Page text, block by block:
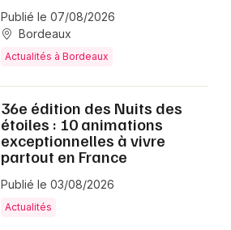
Publié le 07/08/2026
Bordeaux
Actualités à Bordeaux
36e édition des Nuits des
étoiles : 10 animations
exceptionnelles à vivre
partout en France
Publié le 03/08/2026
Actualités